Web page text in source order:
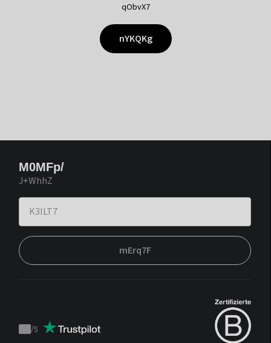
qObvX7
nYKQKg
M0MFp/
J+WhhZ
mErq7F
Trustpilot
/5